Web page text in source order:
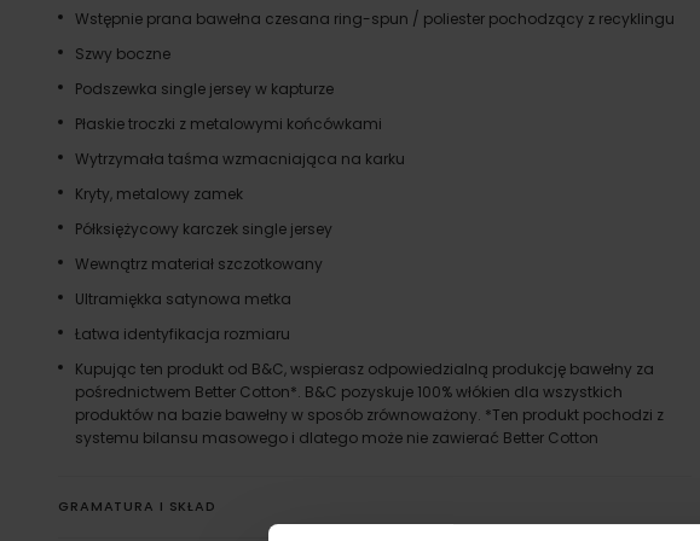
Wstępnie prana bawełna czesana ring-spun / poliester pochodzący z recyklingu
Szwy boczne
Podszewka single jersey w kapturze
Płaskie troczki z metalowymi końcówkami
Wytrzymała taśma wzmacniająca na karku
Kryty, metalowy zamek
Półksiężycowy karczek single jersey
Wewnątrz materiał szczotkowany
Ultramiękka satynowa metka
Łatwa identyfikacja rozmiaru
Kupując ten produkt od B&C, wspierasz odpowiedzialną produkcję bawełny za
pośrednictwem Better Cotton*. B&C pozyskuje 100% włókien dla wszystkich
produktów na bazie bawełny w sposób zrównoważony. *Ten produkt pochodzi z
systemu bilansu masowego i dlatego może nie zawierać Better Cotton
GRAMATURA I SKŁAD